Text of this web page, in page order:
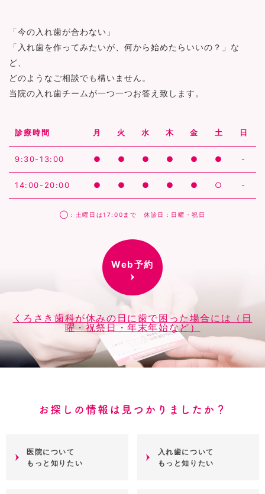
「今の入れ歯が合わない」
「入れ歯を作ってみたいが、何から始めたらいいの？」な
ど、
どのようなご相談でも構いません。
当院の入れ歯チームが一つ一つお答え致します。
診療時間 月 火 水 木 金 土 日
9:30-13:00 ● ● ● ● ● ● -
14:00-20:00 ● ● ● ● ● ○ -
◯：土曜日は17:00まで 休診日：日曜・祝日
Web予約
くろさき歯科が休みの日に歯で困った場合には（日
曜・祝祭日・年末年始など）
お探しの情報は見つかりましたか？
医院について
もっと知りたい
入れ歯について
もっと知りたい